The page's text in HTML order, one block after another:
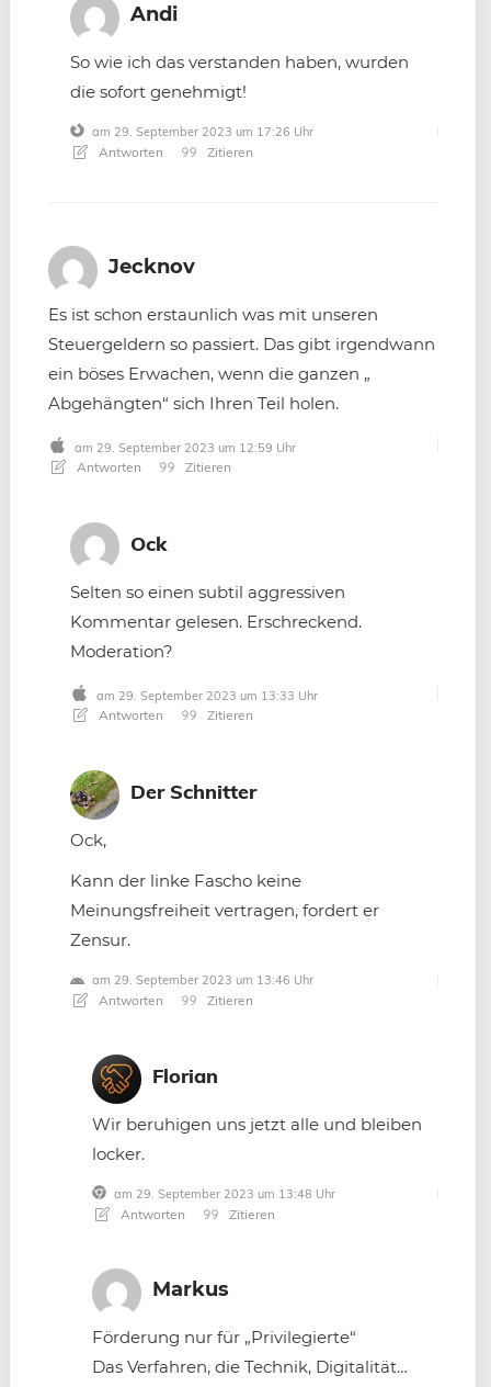
Andi
So wie ich das verstanden haben, wurden
die sofort genehmigt!
am 29. September 2023 um 17:26 Uhr
Antworten Zitieren
Jecknov
Es ist schon erstaunlich was mit unseren
Steuergeldern so passiert. Das gibt irgendwann
ein böses Erwachen, wenn die ganzen „
Abgehängten“ sich Ihren Teil holen.
am 29. September 2023 um 12:59 Uhr
Antworten Zitieren
Ock
Selten so einen subtil aggressiven
Kommentar gelesen. Erschreckend.
Moderation?
am 29. September 2023 um 13:33 Uhr
Antworten Zitieren
Der Schnitter
Ock,
Kann der linke Fascho keine
Meinungsfreiheit vertragen, fordert er
Zensur.
am 29. September 2023 um 13:46 Uhr
Antworten Zitieren
Florian
Wir beruhigen uns jetzt alle und bleiben
locker.
am 29. September 2023 um 13:48 Uhr
Antworten Zitieren
Markus
Förderung nur für „Privilegierte“
Das Verfahren, die Technik, Digitalität…